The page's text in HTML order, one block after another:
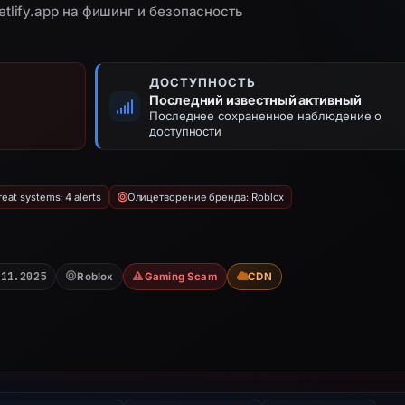
на фишинг и безопасность
ДОСТУПНОСТЬ
Последний известный активный
Последнее сохраненное наблюдение о
доступности
systems: 4 alerts Олицетворение бренда: Roblox
Roblox Gaming Scam CDN